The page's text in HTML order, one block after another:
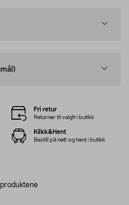
Fri retur
Returner til valgfri butikk
Klikk&Hent
Bestill på nett og hent i butikk